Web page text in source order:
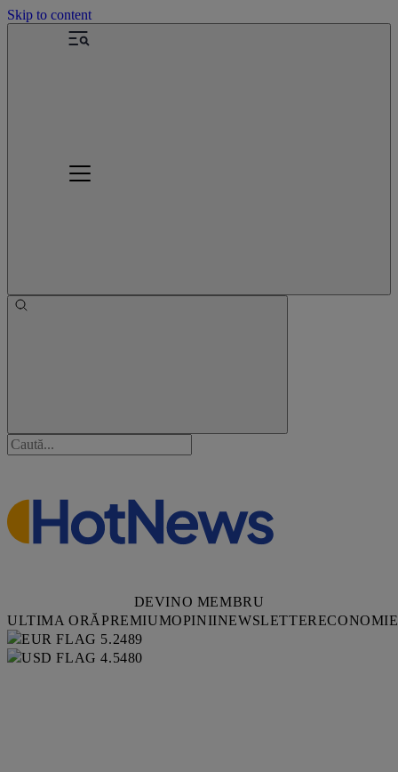
Skip to content
DEVINO MEMBRU
ULTIMA ORĂPREMIUMOPINIINEWSLETTERECONOMIE
5.2489
4.5480